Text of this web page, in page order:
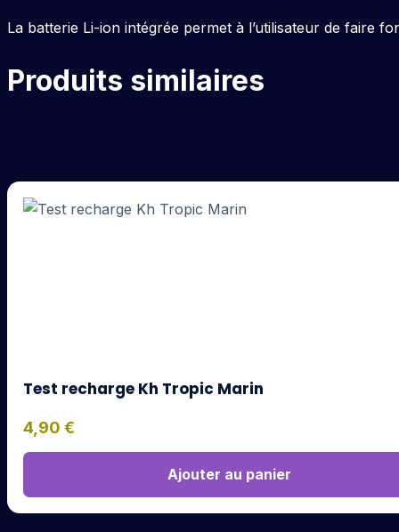
La batterie Li-ion intégrée permet à l’utilisateur de faire
Produits similaires
Test recharge Kh Tropic Marin
4,90 €
Ajouter au panier